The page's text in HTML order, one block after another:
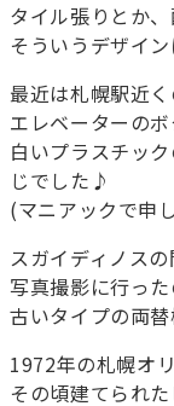
タイル張りとか
そういうデザイ
最近は札幌駅近
エレベーターの
白いプラスチッ
じでした♪
(マニアックで申
スガイディノス
写真撮影に行っ
古いタイプの両
1972年の札幌オ
その頃建てられ